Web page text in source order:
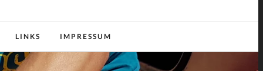
LINKS IMPRESSUM